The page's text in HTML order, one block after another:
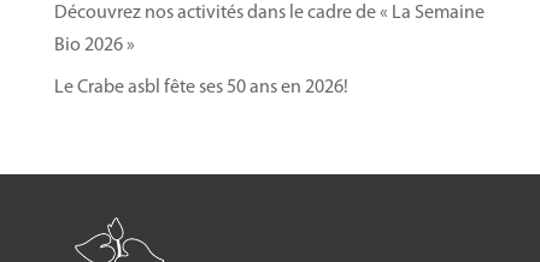
Découvrez nos activités dans le cadre de « La Semaine
Bio 2026 »
Le Crabe asbl fête ses 50 ans en 2026!